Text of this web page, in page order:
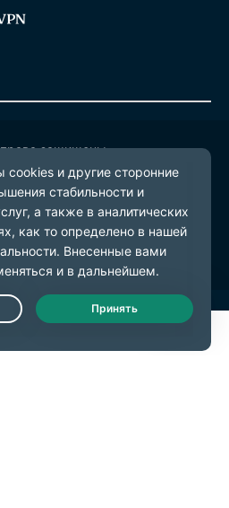
защищены.
услуг
Live Chat